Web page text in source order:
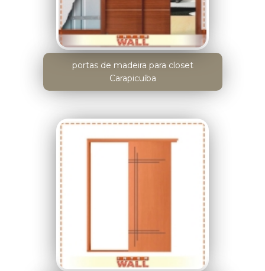
portas de madeira para closet
Carapicuíba